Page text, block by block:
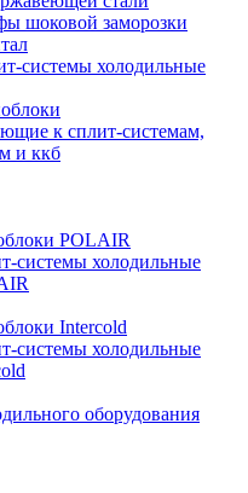
шоковой заморозки
системы холодильные
к сплит-системам,
и ккб
POLAIR
системы холодильные
Intercold
системы холодильные
оборудования